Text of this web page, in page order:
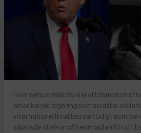
Den nyimperialistiska
amerikansk regering som avrättar civila
internationellt vatten samtidigt som
väpnade styrkor på hemmaplan för att